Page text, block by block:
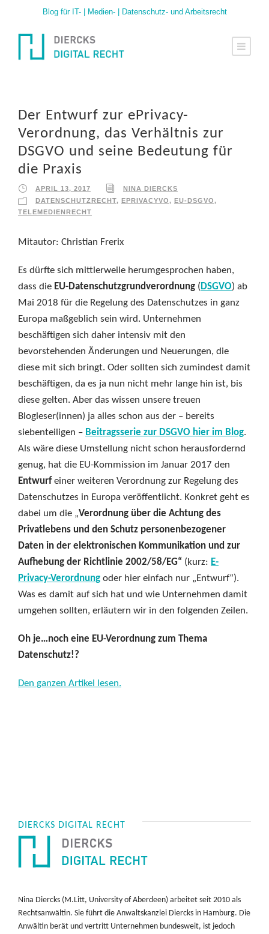
Blog für IT- | Medien- | Datenschutz- und Arbeitsrecht
Der Entwurf zur ePrivacy-
Verordnung, das Verhältnis zur
DSGVO und seine Bedeutung für
die Praxis
APRIL 13, 2017
NINA DIERCKS
DATENSCHUTZRECHT, EPRIVACYVO, EU-DSGVO,
TELEMEDIENRECHT
Mitautor: Christian Frerix
Es dürfte sich mittlerweile herumgesprochen haben,
dass die EU-Datenschutzgrundverordnung ( DSGVO) ab
Mai 2018 für die Regelung des Datenschutzes in ganz
Europa maßgeblich sein wird. Unternehmen
beschäftigen sich daher intensiv mit den
bevorstehenden Änderungen und Neuerungen, die
diese mit sich bringt. Oder sollten sich zumindest damit
beschäftigen, da es ja nun nicht mehr lange hin ist, bis
diese gelten. Aber das wissen unsere treuen
Blogleser(innen) ja alles schon aus der – bereits
siebenteiligen – Beitragsserie zur DSGVO hier im Blog.
Als wäre diese Umstellung nicht schon herausfordernd
genug, hat die EU-Kommission im Januar 2017 den
Entwurfeiner weiteren Verordnung zur Regelung des
Datenschutzes in Europa veröffentlicht. Konkret geht es
dabei um die „Verordnung über die Achtung des
Privatlebens und den Schutz personenbezogener
Daten in der elektronischen Kommunikation und zur
Aufhebung der Richtlinie 2002/58/EG“ (kurz: E-
Privacy-Verordnung oder hier einfach nur „Entwurf“).
Was es damit auf sich hat und wie Unternehmen damit
umgehen sollten, erläutern wir in den folgenden Zeilen.
Oh je…noch eine EU-Verordnung zum Thema
Datenschutz!?
Den ganzen Artikel lesen.
DIERCKS DIGITAL RECHT
Nina Diercks (M.Litt, University of Aberdeen) arbeitet seit 2010 als
Rechtsanwältin. Sie führt die Anwaltskanzlei Diercks in Hamburg. Die
Anwältin berät und vertritt Unternehmen bundesweit, ist jedoch